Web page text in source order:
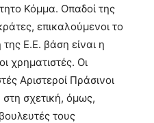
Κόμμα. Οπαδοί της
επικαλούμενοι το
της Ε.Ε. βάση είναι η
χρηματιστές. Οι
Αριστεροί Πράσινοι
σχετική, όμως,
τους